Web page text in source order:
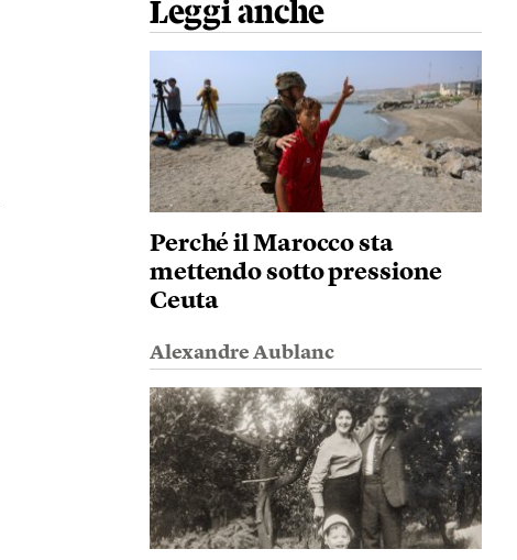
Leggi anche
Perché il Marocco sta
mettendo sotto pressione
Ceuta
Alexandre Aublanc